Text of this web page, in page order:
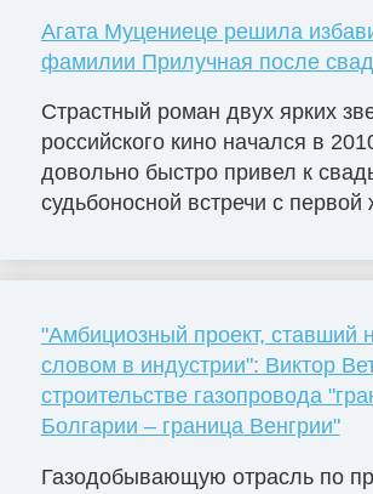
Агата Муцениеце решила
фамилии Прилучная после
Страстный роман двух ярких
российского кино начался в
довольно быстро привел к
судьбоносной встречи с первой
"Амбициозный проект, ставший
словом в индустрии": Виктор
строительстве газопровода
Болгарии – граница Венгрии"
Газодобывающую отрасль по